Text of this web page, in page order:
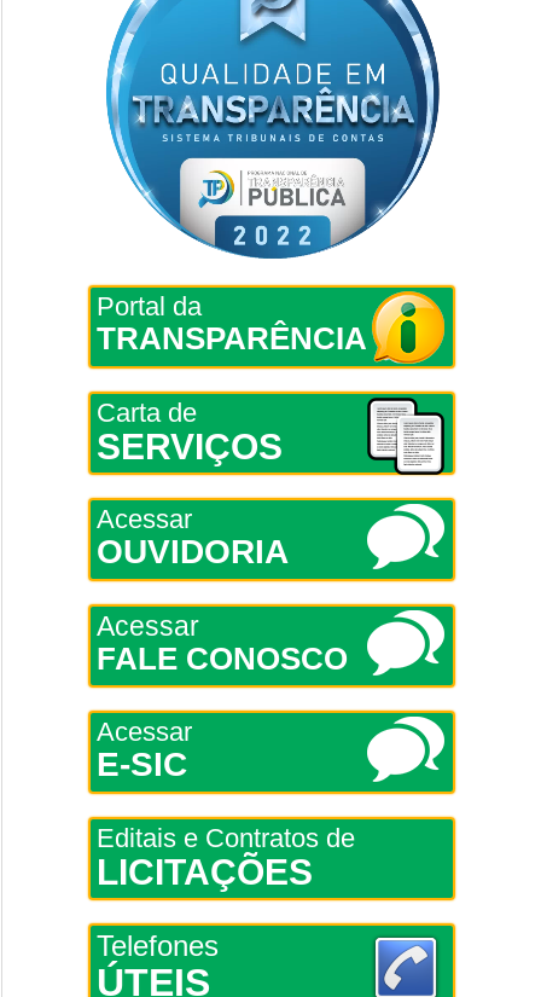
Portal da
TRANSPARÊNCIA
Carta de
SERVIÇOS
Acessar
OUVIDORIA
Acessar
FALE CONOSCO
Acessar
E-SIC
Editais e Contratos de
LICITAÇÕES
Telefones
ÚTEIS